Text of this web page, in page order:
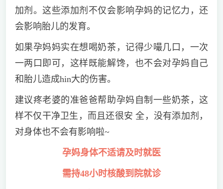
加剂。这些添加剂不仅会影响孕妈的记忆力，还
会影响胎儿的发育。
如果孕妈妈实在想喝奶茶，记得少嘬几口，一次
一两口即可，这样既能解馋，也不会对孕妈自己
和胎儿造成hin大的伤害。
建议疼老婆的准爸爸帮助孕妈自制一些奶茶，这
样不仅干净卫生，而且还很安 全，没有添加剂，
对身体也不会有影响啦~
孕妈身体不适请及时就医
需持48小时核酸到院就诊